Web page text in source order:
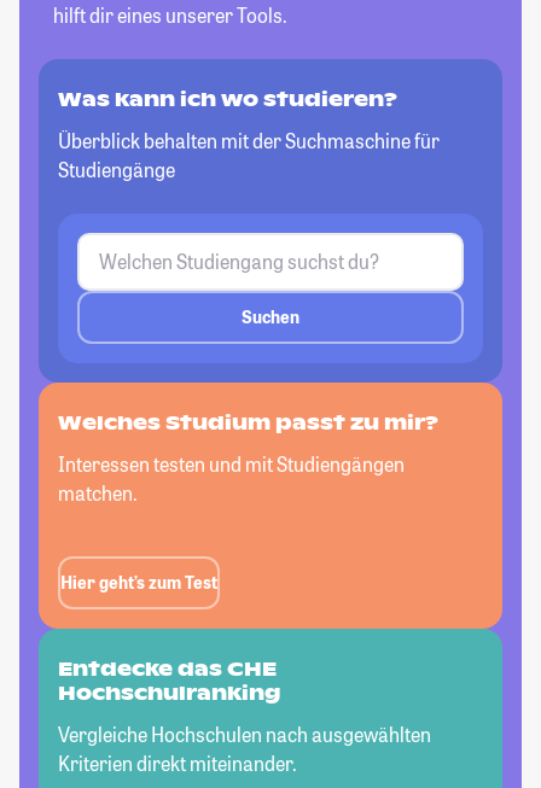
hilft dir eines unserer Tools.
Was kann ich wo studieren?
Überblick behalten mit der Suchmaschine für
Studiengänge
Suchen
Welches Studium passtzu mir?
Interessen testen und mit Studiengängen
matchen.
Hier geht’s zum Test
Entdecke das CHE
Hochschulranking
Vergleiche Hochschulen nach ausgewählten
Kriterien direkt miteinander.